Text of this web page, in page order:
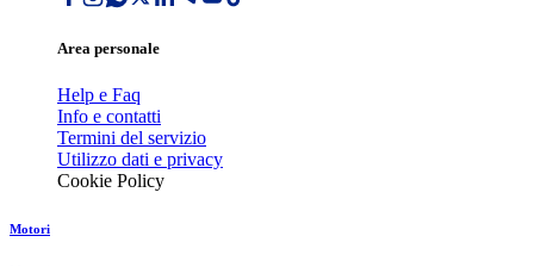
Area personale
Help e Faq
Info e contatti
Termini del servizio
Utilizzo dati e privacy
Cookie Policy
Motori